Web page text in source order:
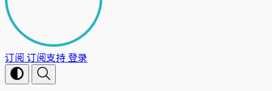
订阅 订阅支持登录